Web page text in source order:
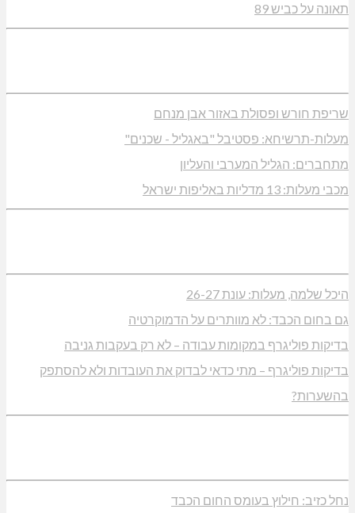
תאונה על כביש 89
שריפת חורש ופסולת באזור אבן מנחם
מעלות-תרשיחא: פסטיבל "באגליל - שכנים"
מתחברים: הגליל המערבי והעליון
מכבי מעלות: 13 מדליות באליפות ישראל
היכל שלמה, מעלות: עונת 26-27
גם בחום הכבד: לא מוותרים על הדמוקרטיה
בדיקות פוליגרף במקומות עבודה – לא רק בעקבות גניבה
בדיקות פוליגרף – מתי כדאי לבדוק את העובדות ולא להסתפק
בהשערות?
נחל כזיב: חילוץ בעומס החום הכבד